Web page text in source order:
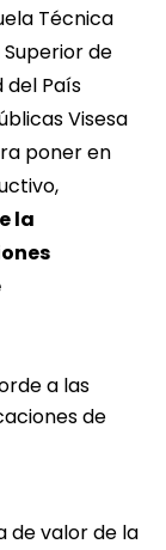
Técnica
Superior de
del País
Visesa
poner en
la
a las
de
de valor de la